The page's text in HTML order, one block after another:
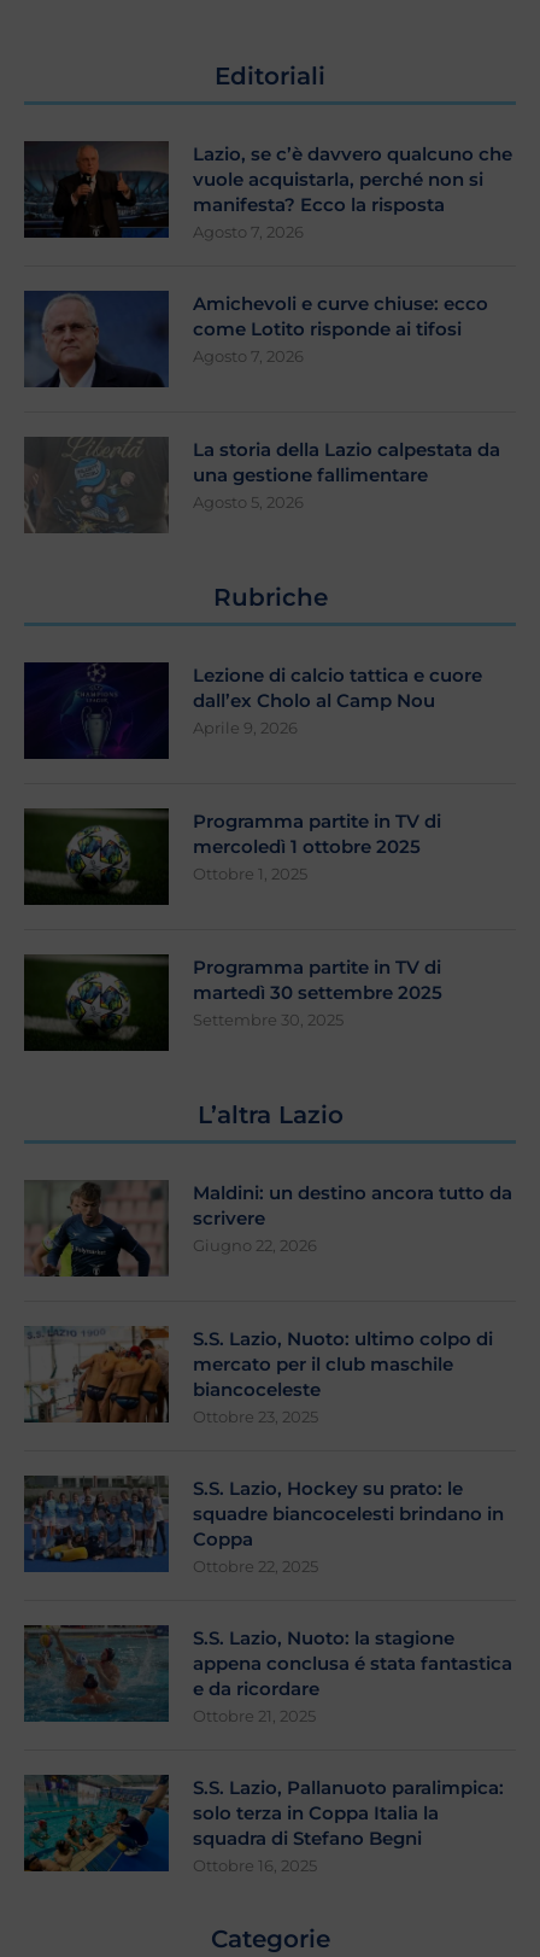
Editoriali
Lazio, se c’è davvero qualcuno che
vuole acquistarla, perché non si
manifesta? Ecco la risposta
Agosto 7, 2026
Amichevoli e curve chiuse: ecco
come Lotito risponde ai tifosi
Agosto 7, 2026
La storia della Lazio calpestata da
una gestione fallimentare
Agosto 5, 2026
Rubriche
Lezione di calcio tattica e cuore
dall’ex Cholo al Camp Nou
Aprile 9, 2026
Programma partite in TV di
mercoledì 1 ottobre 2025
Ottobre 1, 2025
Programma partite in TV di
martedì 30 settembre 2025
Settembre 30, 2025
L’altra Lazio
Maldini: un destino ancora tutto da
scrivere
Giugno 22, 2026
S.S. Lazio, Nuoto: ultimo colpo di
mercato per il club maschile
biancoceleste
Ottobre 23, 2025
S.S. Lazio, Hockey su prato: le
squadre biancocelesti brindano in
Coppa
Ottobre 22, 2025
S.S. Lazio, Nuoto: la stagione
appena conclusa é stata fantastica
e da ricordare
Ottobre 21, 2025
S.S. Lazio, Pallanuoto paralimpica:
solo terza in Coppa Italia la
squadra di Stefano Begni
Ottobre 16, 2025
Categorie